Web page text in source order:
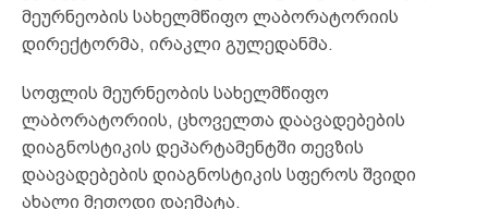
მეურნეობის სახელმწიფო ლაბორატორიის
დირექტორმა, ირაკლი გულედანმა.
სოფლის მეურნეობის სახელმწიფო
ლაბორატორიის, ცხოველთა დაავადებების
დიაგნოსტიკის დეპარტამენტში თევზის
დაავადებების დიაგნოსტიკის სფეროს შვიდი
ახალი მეთოდი დაემატა.